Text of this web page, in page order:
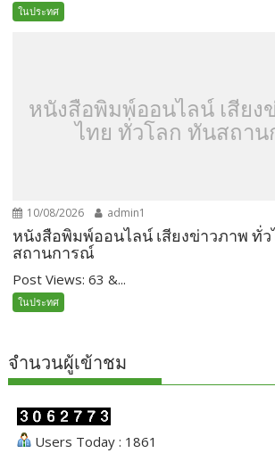
ในประทศ
หนังสือพิมพ์ออนไลน์ เสียง
ไทย ทั่วโลก ทันสถา
10/08/2026 admin1
หนังสือพิมพ์ออนไลน์ เสียงข่าวภาพ ทั่
สถานการณ์
Post Views: 63 &...
ในประทศ
จำนวนผู้เข้าชม
Users Today : 1861